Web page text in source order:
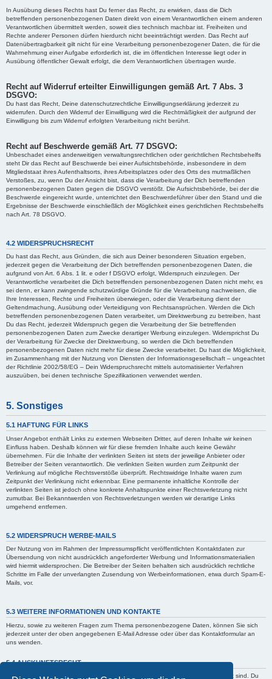
In Ausübung dieses Rechts hast Du ferner das Recht, zu erwirken, dass die Dich
betreffenden personenbezogenen Daten direkt von einem Verantwortlichen einem anderen
Verantwortlichen übermittelt werden, soweit dies technisch machbar ist. Freiheiten und
Rechte anderer Personen dürfen hierdurch nicht beeinträchtigt werden. Das Recht auf
Datenübertragbarkeit gilt nicht für eine Verarbeitung personenbezogener Daten, die für die
Wahrnehmung einer Aufgabe erforderlich ist, die im öffentlichen Interesse liegt oder in
Ausübung öffentlicher Gewalt erfolgt, die dem Verantwortlichen übertragen wurde.
Recht auf Widerruf erteilter Einwilligungen gemäß Art. 7 Abs. 3
DSGVO:
Du hast das Recht, Deine datenschutzrechtliche Einwilligungserklärung jederzeit zu
widerrufen. Durch den Widerruf der Einwilligung wird die Rechtmäßigkeit der aufgrund der
Einwilligung bis zum Widerruf erfolgten Verarbeitung nicht berührt.
Recht auf Beschwerde gemäß Art. 77 DSGVO:
Unbeschadet eines anderweitigen verwaltungsrechtlichen oder gerichtlichen Rechtsbehelfs
steht Dir das Recht auf Beschwerde bei einer Aufsichtsbehörde, insbesondere in dem
Mitgliedstaat ihres Aufenthaltsorts, ihres Arbeitsplatzes oder des Orts des mutmaßlichen
Verstoßes, zu, wenn Du der Ansicht bist, dass die Verarbeitung der Dich betreffenden
personenbezogenen Daten gegen die DSGVO verstößt. Die Aufsichtsbehörde, bei der die
Beschwerde eingereicht wurde, unterrichtet den Beschwerdeführer über den Stand und die
Ergebnisse der Beschwerde einschließlich der Möglichkeit eines gerichtlichen Rechtsbehelfs
nach Art. 78 DSGVO.
4.2 WIDERSPRUCHSRECHT
Du hast das Recht, aus Gründen, die sich aus Deiner besonderen Situation ergeben,
jederzeit gegen die Verarbeitung der Dich betreffenden personenbezogenen Daten, die
aufgrund von Art. 6 Abs. 1 lit. e oder f DSGVO erfolgt, Widerspruch einzulegen. Der
Verantwortliche verarbeitet die Dich betreffenden personenbezogenen Daten nicht mehr, es
sei denn, er kann zwingende schutzwürdige Gründe für die Verarbeitung nachweisen, die
Ihre Interessen, Rechte und Freiheiten überwiegen, oder die Verarbeitung dient der
Geltendmachung, Ausübung oder Verteidigung von Rechtsansprüchen. Werden die Dich
betreffenden personenbezogenen Daten verarbeitet, um Direktwerbung zu betreiben, hast
Du das Recht, jederzeit Widerspruch gegen die Verarbeitung der Sie betreffenden
personenbezogenen Daten zum Zwecke derartiger Werbung einzulegen. Widersprichst Du
der Verarbeitung für Zwecke der Direktwerbung, so werden die Dich betreffenden
personenbezogenen Daten nicht mehr für diese Zwecke verarbeitet. Du hast die Möglichkeit,
im Zusammenhang mit der Nutzung von Diensten der Informationsgesellschaft – ungeachtet
der Richtlinie 2002/58/EG – Dein Widerspruchsrecht mittels automatisierter Verfahren
auszuüben, bei denen technische Spezifikationen verwendet werden.
5. Sonstiges
5.1 HAFTUNG FÜR LINKS
Unser Angebot enthält Links zu externen Webseiten Dritter, auf deren Inhalte wir keinen
Einfluss haben. Deshalb können wir für diese fremden Inhalte auch keine Gewähr
übernehmen. Für die Inhalte der verlinkten Seiten ist stets der jeweilige Anbieter oder
Betreiber der Seiten verantwortlich. Die verlinkten Seiten wurden zum Zeitpunkt der
Verlinkung auf mögliche Rechtsverstöße überprüft. Rechtswidrige Inhalte waren zum
Zeitpunkt der Verlinkung nicht erkennbar. Eine permanente inhaltliche Kontrolle der
verlinkten Seiten ist jedoch ohne konkrete Anhaltspunkte einer Rechtsverletzung nicht
zumutbar. Bei Bekanntwerden von Rechtsverletzungen werden wir derartige Links
umgehend entfernen.
5.2 WIDERSPRUCH WERBE-MAILS
Der Nutzung von im Rahmen der Impressumspflicht veröffentlichten Kontaktdaten zur
Übersendung von nicht ausdrücklich angeforderter Werbung und Informationsmaterialien
wird hiermit widersprochen. Die Betreiber der Seiten behalten sich ausdrücklich rechtliche
Schritte im Falle der unverlangten Zusendung von Werbeinformationen, etwa durch Spam-E-
Mails, vor.
5.3 WEITERE INFORMATIONEN UND KONTAKTE
Hierzu, sowie zu weiteren Fragen zum Thema personenbezogene Daten, können Sie sich
jederzeit unter der oben angegebenen E-Mail Adresse oder über das Kontaktformular an
uns wenden.
5.4 AUSKUNFTSRECHT
Der Betreiber erteilt dir auf Anfrage Auskunft, welche Daten über dich gespeichert sind. Du